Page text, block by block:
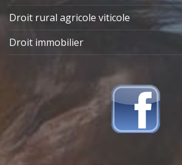
Droit rural agricole viticole
Droit immobilier